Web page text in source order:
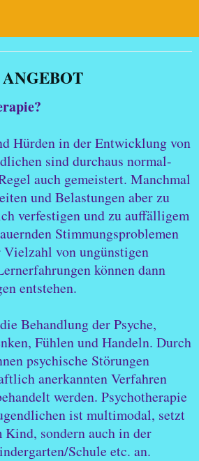
Birgit Lütke Wissing
ANGEBOT
Hürden in der Entwicklung von
sind durchaus normal-
auch gemeistert. Manchmal
und Belastungen aber zu
verfestigen und zu auffälligem
Stimmungsproblemen
von ungünstigen
können dann
entstehen.
Behandlung der Psyche,
Fühlen und Handeln. Durch
psychische Störungen
anerkannten Verfahren
werden. Psychotherapie
ist multimodal, setzt
sondern auch in der
Schule etc. an.